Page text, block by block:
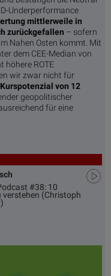
Underperformance
mittlerweile in
zurückgefallen – sofern
Nahen Osten kommt. Mit
dem CEE-Median von
höhere ROTE
wir zwar nicht für
Kurspotenzial von 12
geopolitischer
für eine
#38: 10
verstehen (Christoph